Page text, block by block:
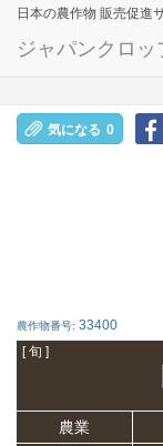
日本の農作物 販売促進
ジャパンクロッ
気になる 0
農作物番号: 33400
[ 旬 ]
農業